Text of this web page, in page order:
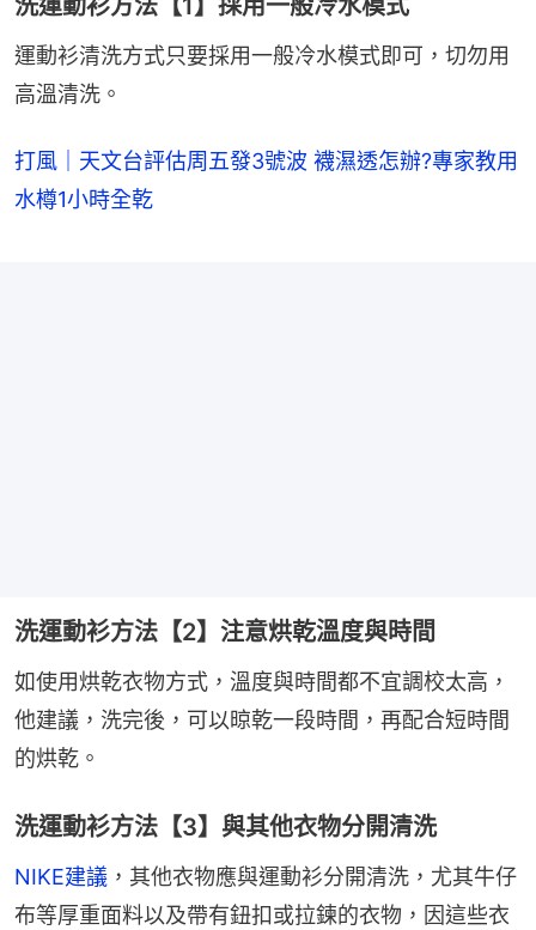
洗運動衫方法【1】採用一般冷水模式
運動衫清洗方式只要採用一般冷水模式即可，切勿用
高溫清洗。
打風｜天文台評估周五發3號波 襪濕透怎辦?專家教用
水樽1小時全乾
洗運動衫方法【2】注意烘乾溫度與時間
如使用烘乾衣物方式，溫度與時間都不宜調校太高，
他建議，洗完後，可以晾乾一段時間，再配合短時間
的烘乾。
洗運動衫方法【3】與其他衣物分開清洗
NIKE建議 ，其他衣物應與運動衫分開清洗，尤其牛仔
布等厚重面料以及帶有鈕扣或拉鍊的衣物，因這些衣